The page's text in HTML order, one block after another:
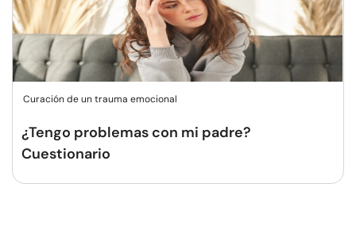
Curación de un trauma emocional
¿Tengo problemas con mi padre?
Cuestionario